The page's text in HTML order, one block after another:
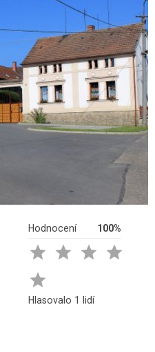
Hodnocení 100%
   

Hlasovalo 1 lidí